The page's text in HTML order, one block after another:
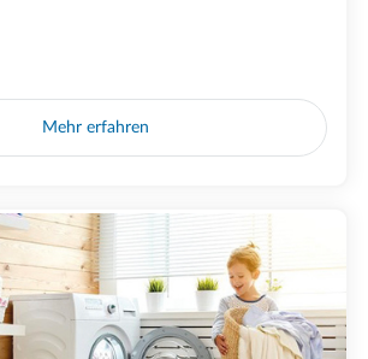
Mehr erfahren